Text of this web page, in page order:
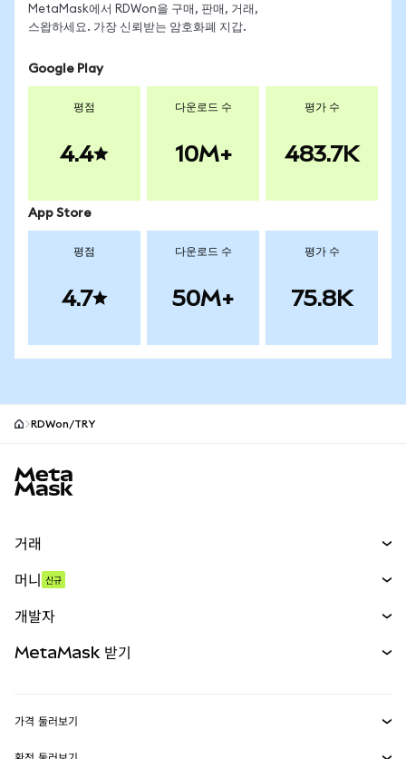
MetaMask에서 RDWon을 구매, 판매, 거래,
스왑하세요. 가장 신뢰받는 암호화폐 지갑.
Google Play
평점
4.4
다운로드 수
10M+
평가 수
483.7K
App Store
평점
4.7
다운로드 수
50M+
평가 수
75.8K
RDWon/TRY
거래
무기한 선물
실물자산
머니 신규
개발자
MetaMask 받기
가격 둘러보기